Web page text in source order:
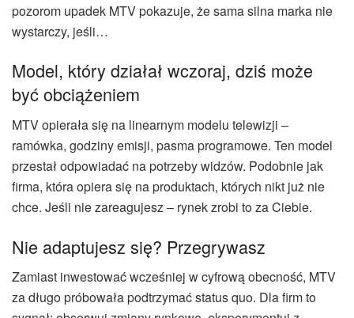
pozorom upadek MTV pokazuje, że sama silna marka nie
wystarczy, jeśli…
Model, który działał wczoraj, dziś może
być obciążeniem
MTV opierała się na linearnym modelu telewizji –
ramówka, godziny emisji, pasma programowe. Ten model
przestał odpowiadać na potrzeby widzów. Podobnie jak
firma, która opiera się na produktach, których nikt już nie
chce. Jeśli nie zareagujesz – rynek zrobi to za Ciebie.
Nie adaptujesz się? Przegrywasz
Zamiast inwestować wcześniej w cyfrową obecność, MTV
za długo próbowała podtrzymać status quo. Dla firm to